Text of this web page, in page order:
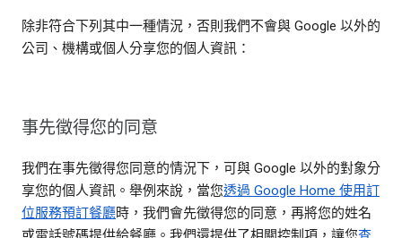
除非符合下列其中一種情況，否則我們不會與 Google 以外的
公司、機構或個人分享您的個人資訊：
事先徵得您的同意
我們在事先徵得您同意的情況下，可與 Google 以外的對象分
享您的個人資訊。舉例來說，當您透過 Google Home 使用訂
位服務預訂餐廳時，我們會先徵得您的同意，再將您的姓名